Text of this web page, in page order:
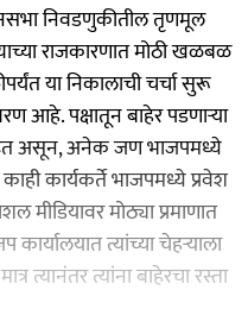
निवडणुकीतील तृणमूल
राजकारणात मोठी खळबळ
या निकालाची चर्चा सुरू
आहे. पक्षातून बाहेर पडणाऱ्या
असून, अनेक जण भाजपमध्ये
कार्यकर्ते भाजपमध्ये प्रवेश
मीडियावर मोठ्या प्रमाणात
त्यांच्या चेहऱ्याला
त्यानंतर त्यांना बाहेरचा रस्ता